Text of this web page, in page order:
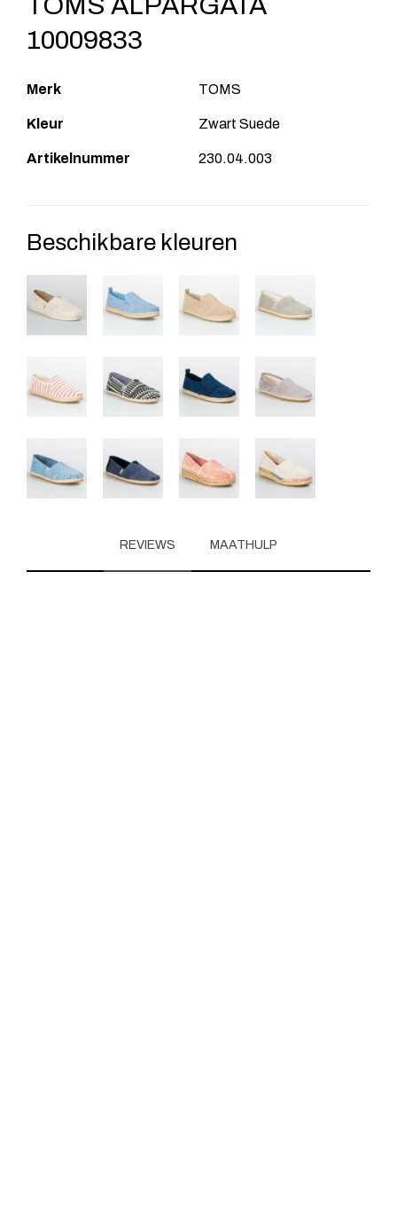
10009833
Merk TOMS
Kleur Zwart Suede
Artikelnummer 230.04.003
Beschikbare kleuren
REVIEWS MAATHULP